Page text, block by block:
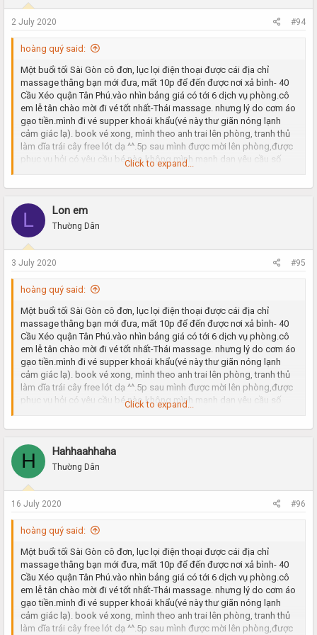
bi, lúc ngậm nước ấm đúng là thứ gì chịu nổi.bác nào sinh lý hơi yếu
đi vé này lâu ra và kích thích lắm. sau 20p sảng khoái mình kết thúc
sẻ địa chỉ. bạn nào chưa đi thì qua thử đi, chúc các bạn vui vẻ!
2 July 2020 #94
hoàng quý said:
Một buổi tối Sài Gòn cô đơn, lục lọi điện thoại được cái địa chỉ
massage thằng bạn mới đưa, mất 10p để đến được nơi xả bình- 40
Cầu Xéo quận Tân Phú.vào nhìn bảng giá có tới 6 dịch vụ phòng.cô
em lễ tân chào mời đi vé tốt nhất-Thái massage. nhưng lý do cơm áo
gạo tiền.mình đi vé supper khoái khẩu(vé này thư giãn nóng lạnh
cảm giác lạ). book vé xong, mình theo anh trai lên phòng, tranh thủ
làm dĩa trái cây free lót dạ ^^.5p sau mình được mời lên phòng,được
phục vụ hỏi có yêu cầu bé nào không.mình mạnh dạn yêu cầu số
02(được thằng bạn giới thiệu số trước).các bước xông hơi, tắm rửa
này nhiều ktv nên k phải đợi lâu.nhìn em nó đúng thật quá là
chuẩn(khoảng 21t).đúng với tâm trạng cô đơn lâu ngày ^^. kéo tay
ôm ngay em vào lòng. nằm vuốt ve khoảng 10p mới chịu để em nó
tắm cho mình. sau đó mình yêu cầu thư giãn trước rồi mới đấm bóp
sau.em nó vui vẻ đồng ý.em nó khá dâm. biết ngay gặp đúng đối thủ,
tay trợ giúp để tìm cảm giác kích thích. thân hình em nó quá nuột ,
nhỏ của mình thì được đôi môi em chăm sóc hết mức.lúc ngậm đá
bi, lúc ngậm nước ấm đúng là thứ gì chịu nổi.bác nào sinh lý hơi yếu
đi vé này lâu ra và kích thích lắm. sau 20p sảng khoái mình kết thúc
trong sung sướng.trong lòng không quên cám ơn thằng bạn đã chia
sẻ địa chỉ. bạn nào chưa đi thì qua thử đi, chúc các bạn vui vẻ!
Click to expand...
L Lon em
Thường Dân
3 July 2020 #95
hoàng quý said:
Một buổi tối Sài Gòn cô đơn, lục lọi điện thoại được cái địa chỉ
massage thằng bạn mới đưa, mất 10p để đến được nơi xả bình- 40
Cầu Xéo quận Tân Phú.vào nhìn bảng giá có tới 6 dịch vụ phòng.cô
em lễ tân chào mời đi vé tốt nhất-Thái massage. nhưng lý do cơm áo
gạo tiền.mình đi vé supper khoái khẩu(vé này thư giãn nóng lạnh
cảm giác lạ). book vé xong, mình theo anh trai lên phòng, tranh thủ
làm dĩa trái cây free lót dạ ^^.5p sau mình được mời lên phòng,được
phục vụ hỏi có yêu cầu bé nào không.mình mạnh dạn yêu cầu số
02(được thằng bạn giới thiệu số trước).các bước xông hơi, tắm rửa
này nhiều ktv nên k phải đợi lâu.nhìn em nó đúng thật quá là
chuẩn(khoảng 21t).đúng với tâm trạng cô đơn lâu ngày ^^. kéo tay
ôm ngay em vào lòng. nằm vuốt ve khoảng 10p mới chịu để em nó
tắm cho mình. sau đó mình yêu cầu thư giãn trước rồi mới đấm bóp
sau.em nó vui vẻ đồng ý.em nó khá dâm. biết ngay gặp đúng đối thủ,
tay trợ giúp để tìm cảm giác kích thích. thân hình em nó quá nuột ,
nhỏ của mình thì được đôi môi em chăm sóc hết mức.lúc ngậm đá
bi, lúc ngậm nước ấm đúng là thứ gì chịu nổi.bác nào sinh lý hơi yếu
đi vé này lâu ra và kích thích lắm. sau 20p sảng khoái mình kết thúc
trong sung sướng.trong lòng không quên cám ơn thằng bạn đã chia
sẻ địa chỉ. bạn nào chưa đi thì qua thử đi, chúc các bạn vui vẻ!
Click to expand...
H Hahhaahhaha
Thường Dân
16 July 2020 #96
hoàng quý said:
Một buổi tối Sài Gòn cô đơn, lục lọi điện thoại được cái địa chỉ
massage thằng bạn mới đưa, mất 10p để đến được nơi xả bình- 40
Cầu Xéo quận Tân Phú.vào nhìn bảng giá có tới 6 dịch vụ phòng.cô
em lễ tân chào mời đi vé tốt nhất-Thái massage. nhưng lý do cơm áo
gạo tiền.mình đi vé supper khoái khẩu(vé này thư giãn nóng lạnh
cảm giác lạ). book vé xong, mình theo anh trai lên phòng, tranh thủ
làm dĩa trái cây free lót dạ ^^.5p sau mình được mời lên phòng,được